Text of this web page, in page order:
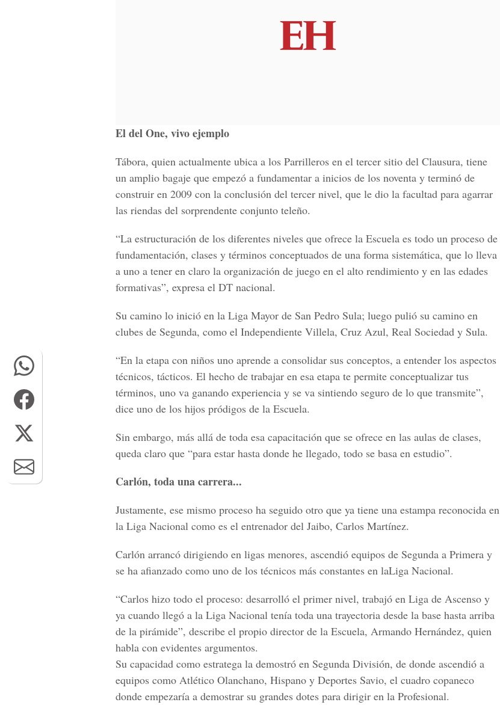
El del One, vivo ejemplo
Tábora, quien actualmente ubica a los Parrilleros en el tercer sitio del Clausura, tiene
un amplio bagaje que empezó a fundamentar a inicios de los noventa y terminó de
construir en 2009 con la conclusión del tercer nivel, que le dio la facultad para agarrar
las riendas del sorprendente conjunto teleño.
“La estructuración de los diferentes niveles que ofrece la Escuela es todo un proceso de
fundamentación, clases y términos conceptuados de una forma sistemática, que lo lleva
a uno a tener en claro la organización de juego en el alto rendimiento y en las edades
formativas”, expresa el DT nacional.
Su camino lo inició en la Liga Mayor de San Pedro Sula; luego pulió su camino en
clubes de Segunda, como el Independiente Villela, Cruz Azul, Real Sociedad y Sula.
“En la etapa con niños uno aprende a consolidar sus conceptos, a entender los aspectos
técnicos, tácticos. El hecho de trabajar en esa etapa te permite conceptualizar tus
términos, uno va ganando experiencia y se va sintiendo seguro de lo que transmite”,
dice uno de los hijos pródigos de la Escuela.
Sin embargo, más allá de toda esa capacitación que se ofrece en las aulas de clases,
queda claro que “para estar hasta donde he llegado, todo se basa en estudio”.
Carlón, toda una carrera...
Justamente, ese mismo proceso ha seguido otro que ya tiene una estampa reconocida en
la Liga Nacional como es el entrenador del Jaibo, Carlos Martínez.
Carlón arrancó dirigiendo en ligas menores, ascendió equipos de Segunda a Primera y
se ha afianzado como uno de los técnicos más constantes en laLiga Nacional.
“Carlos hizo todo el proceso: desarrolló el primer nivel, trabajó en Liga de Ascenso y
ya cuando llegó a la Liga Nacional tenía toda una trayectoria desde la base hasta arriba
de la pirámide”, describe el propio director de la Escuela, Armando Hernández, quien
habla con evidentes argumentos.
Su capacidad como estratega la demostró en Segunda División, de donde ascendió a
equipos como Atlético Olanchano, Hispano y Deportes Savio, el cuadro copaneco
donde empezaría a demostrar su grandes dotes para dirigir en la Profesional.